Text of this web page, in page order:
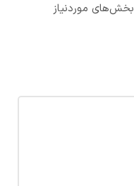
بخش‌های موردنیاز